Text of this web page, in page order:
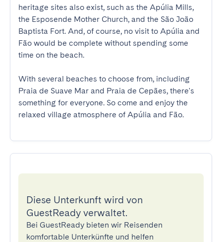
heritage sites also exist, such as the Apúlia Mills,
the Esposende Mother Church, and the São João
Baptista Fort. And, of course, no visit to Apúlia and
Fão would be complete without spending some
time on the beach.
With several beaches to choose from, including
Praia de Suave Mar and Praia de Cepães, there's
something for everyone. So come and enjoy the
relaxed village atmosphere of Apúlia and Fão.
Diese Unterkunft wird von
GuestReady verwaltet.
Bei GuestReady bieten wir Reisenden
komfortable Unterkünfte und helfen